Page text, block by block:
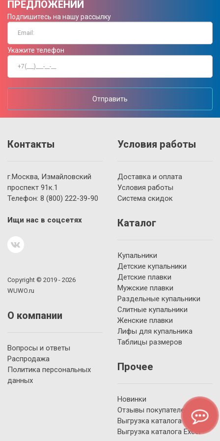
ПРЕДЛОЖЕНИЙ
Подпишитесь на нашу рассылку
Укажите телефон
Отправить
Контакты
г.Москва, Измайловский
проспект 91к.1
Телефон: 8 (800) 222-39-90
Ищи нас в соцсетях
Copyright © 2019 - 2026
WUWO.ru
О компании
Вопросы и ответы
Распродажа
Политика персональных
данных
Условия работы
Доставка и оплата
Условия работы
Система скидок
Каталог
Купальники
Детские купальники
Детские плавки
Мужские плавки
Раздельные купальники
Слитные купальники
Женские плавки
Лифы для купальника
Таблицы размеров
Прочее
Новинки
Отзывы покупателей
Выгрузка каталога YML
Выгрузка каталога Excel